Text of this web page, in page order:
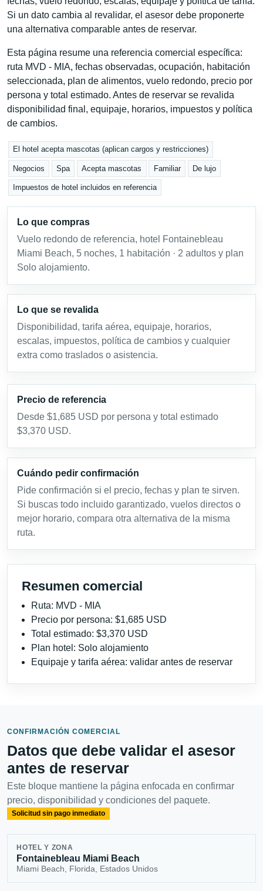
Si un dato cambia al revalidar, el asesor debe proponerte
una alternativa comparable antes de reservar.
Esta página resume una referencia comercial específica:
ruta MVD - MIA, fechas observadas, ocupación, habitación
seleccionada, plan de alimentos, vuelo redondo, precio por
persona y total estimado. Antes de reservar se revalida
disponibilidad final, equipaje, horarios, impuestos y política
de cambios.
El hotel acepta mascotas (aplican cargos y restricciones)
Negocios Spa Acepta mascotas Familiar De lujo
Impuestos de hotel incluidos en referencia
Lo que compras
Vuelo redondo de referencia, hotel Fontainebleau
Miami Beach, 5 noches, 1 habitación · 2 adultos y plan
Solo alojamiento.
Lo que se revalida
Disponibilidad, tarifa aérea, equipaje, horarios,
escalas, impuestos, política de cambios y cualquier
extra como traslados o asistencia.
Precio de referencia
Desde $1,685 USD por persona y total estimado
$3,370 USD.
Cuándo pedir confirmación
Pide confirmación si el precio, fechas y plan te sirven.
Si buscas todo incluido garantizado, vuelos directos o
mejor horario, compara otra alternativa de la misma
ruta.
Resumen comercial
Ruta: MVD - MIA
Precio por persona: $1,685 USD
Total estimado: $3,370 USD
Plan hotel: Solo alojamiento
Equipaje y tarifa aérea: validar antes de reservar
CONFIRMACIÓN COMERCIAL
Datos que debe validar el asesor
antes de reservar
Este bloque mantiene la página enfocada en confirmar
precio, disponibilidad y condiciones del paquete.
Solicitud sin pago inmediato
HOTEL Y ZONA
Fontainebleau Miami Beach
Miami Beach, Florida, Estados Unidos